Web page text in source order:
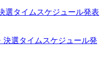
選タイムスケジュール発表
選タイムスケジュール発